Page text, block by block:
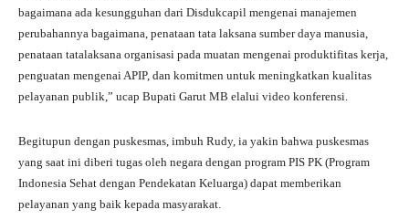
bagaimana ada kesungguhan dari Disdukcapil mengenai manajemen
perubahannya bagaimana, penataan tata laksana sumber daya manusia,
penataan tatalaksana organisasi pada muatan mengenai produktifitas kerja,
penguatan mengenai APIP, dan komitmen untuk meningkatkan kualitas
pelayanan publik,” ucap Bupati Garut MB elalui video konferensi.
Begitupun dengan puskesmas, imbuh Rudy, ia yakin bahwa puskesmas
yang saat ini diberi tugas oleh negara dengan program PIS PK (Program
Indonesia Sehat dengan Pendekatan Keluarga) dapat memberikan
pelayanan yang baik kepada masyarakat.